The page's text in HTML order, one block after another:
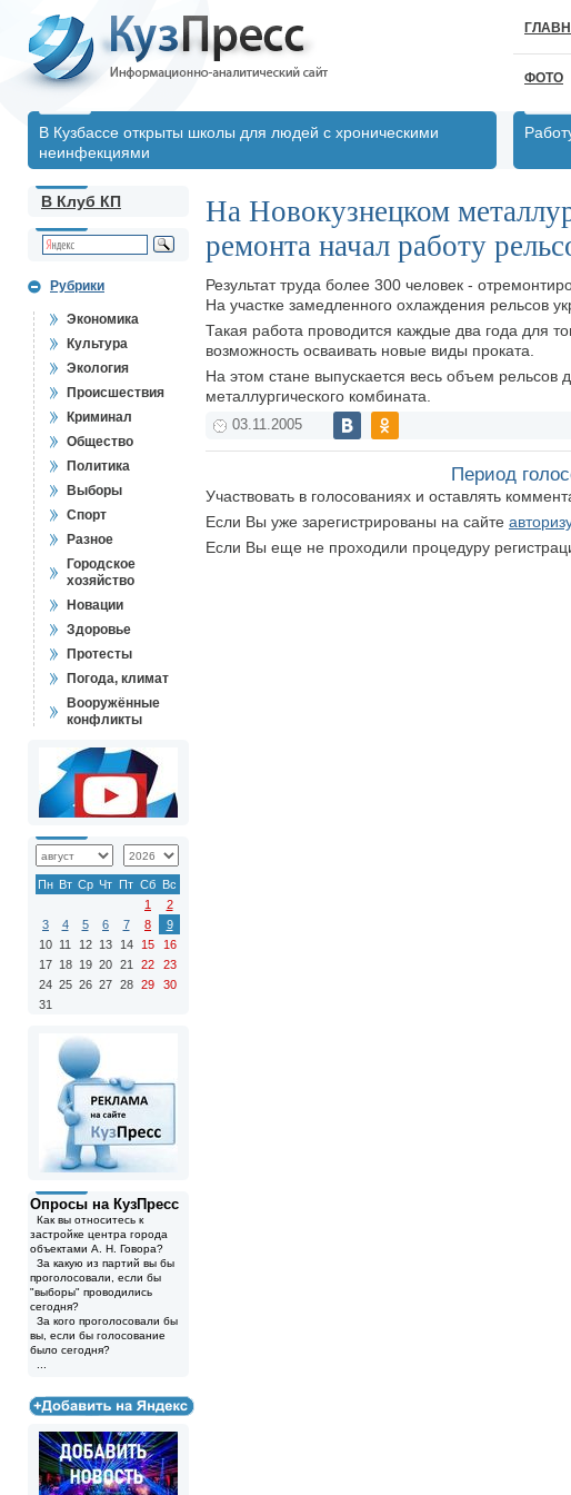
ФОТО
В Кузбассе открыты школы для людей с хроническими
неинфекциями
В Клуб КП
Рубрики
Экономика
Культура
Экология
Происшествия
Криминал
Общество
Политика
Выборы
Спорт
Разное
Городское
хозяйство
Новации
Здоровье
Протесты
Погода, климат
Вооружённые
конфликты
Пн Вт Ср Чт Пт Сб Вс
1
2
3
4 5 6 7 8
9
10 11 12 13 14 15
16
17 18 19 20 21 22
23
24 25 26 27 28 29
30
31
Опросы на КузПресс
Как вы относитесь к
застройке центра города
объектами А. Н. Говора?
За какую из партий вы бы
проголосовали, если бы
"выборы" проводились
сегодня?
За кого проголосовали бы
вы, если бы голосование
было сегодня?
На Новокузнецком
ремонта начал работу
Результат труда более 300 человек -
На участке замедленного охлаждения рельсов
Такая работа проводится каждые два года для
возможность осваивать новые виды проката.
На этом стане выпускается весь объем рельсов
металлургического комбината.
03.11.2005
Период
Участвовать в голосованиях и оставлять
Если Вы уже зарегистрированы на сайте
Если Вы еще не проходили процедуру